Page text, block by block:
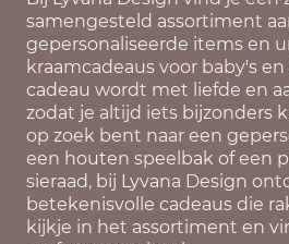
samengesteld assortiment
gepersonaliseerde items en
kraamcadeaus voor baby's
cadeau wordt met liefde en
zodat je altijd iets bijzonders
op zoek bent naar een
een houten speelbak of een
sieraad, bij Lyvana Design
betekenisvolle cadeaus die
kijkje in het assortiment en